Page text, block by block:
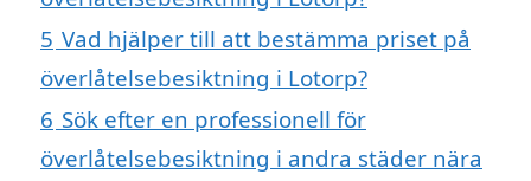
5 Vad hjälper till att bestämma priset på
överlåtelsebesiktning i Lotorp?
6 Sök efter en professionell för
överlåtelsebesiktning i andra städer nära